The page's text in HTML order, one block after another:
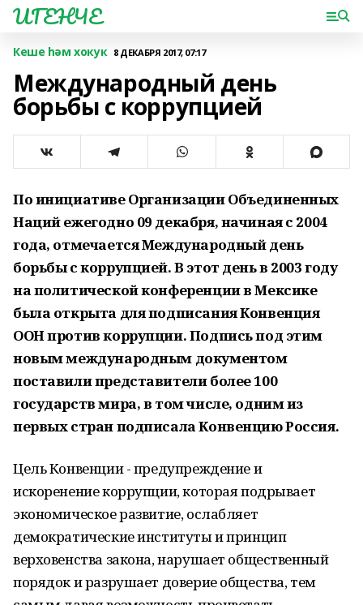
ИГЕНЧЕ
Кеше һәм хокук 8 ДЕКАБРЯ 2017, 07:17
Международный день
борьбы с коррупцией
По инициативе Организации Объединенных
Наций ежегодно 09 декабря, начиная с 2004
года, отмечается Международный день
борьбы с коррупцией. В этот день в 2003 году
на политической конференции в Мексике
была открыта для подписания Конвенция
ООН против коррупции. Подпись под этим
новым международным документом
поставили представители более 100
государств мира, в том числе, одним из
первых стран подписала Конвенцию Россия.
Цель Конвенции - предупреждение и
искоренение коррупции, которая подрывает
экономическое развитие, ослабляет
демократические институты и принцип
верховенства закона, нарушает общественный
порядок и разрушает доверие общества, тем